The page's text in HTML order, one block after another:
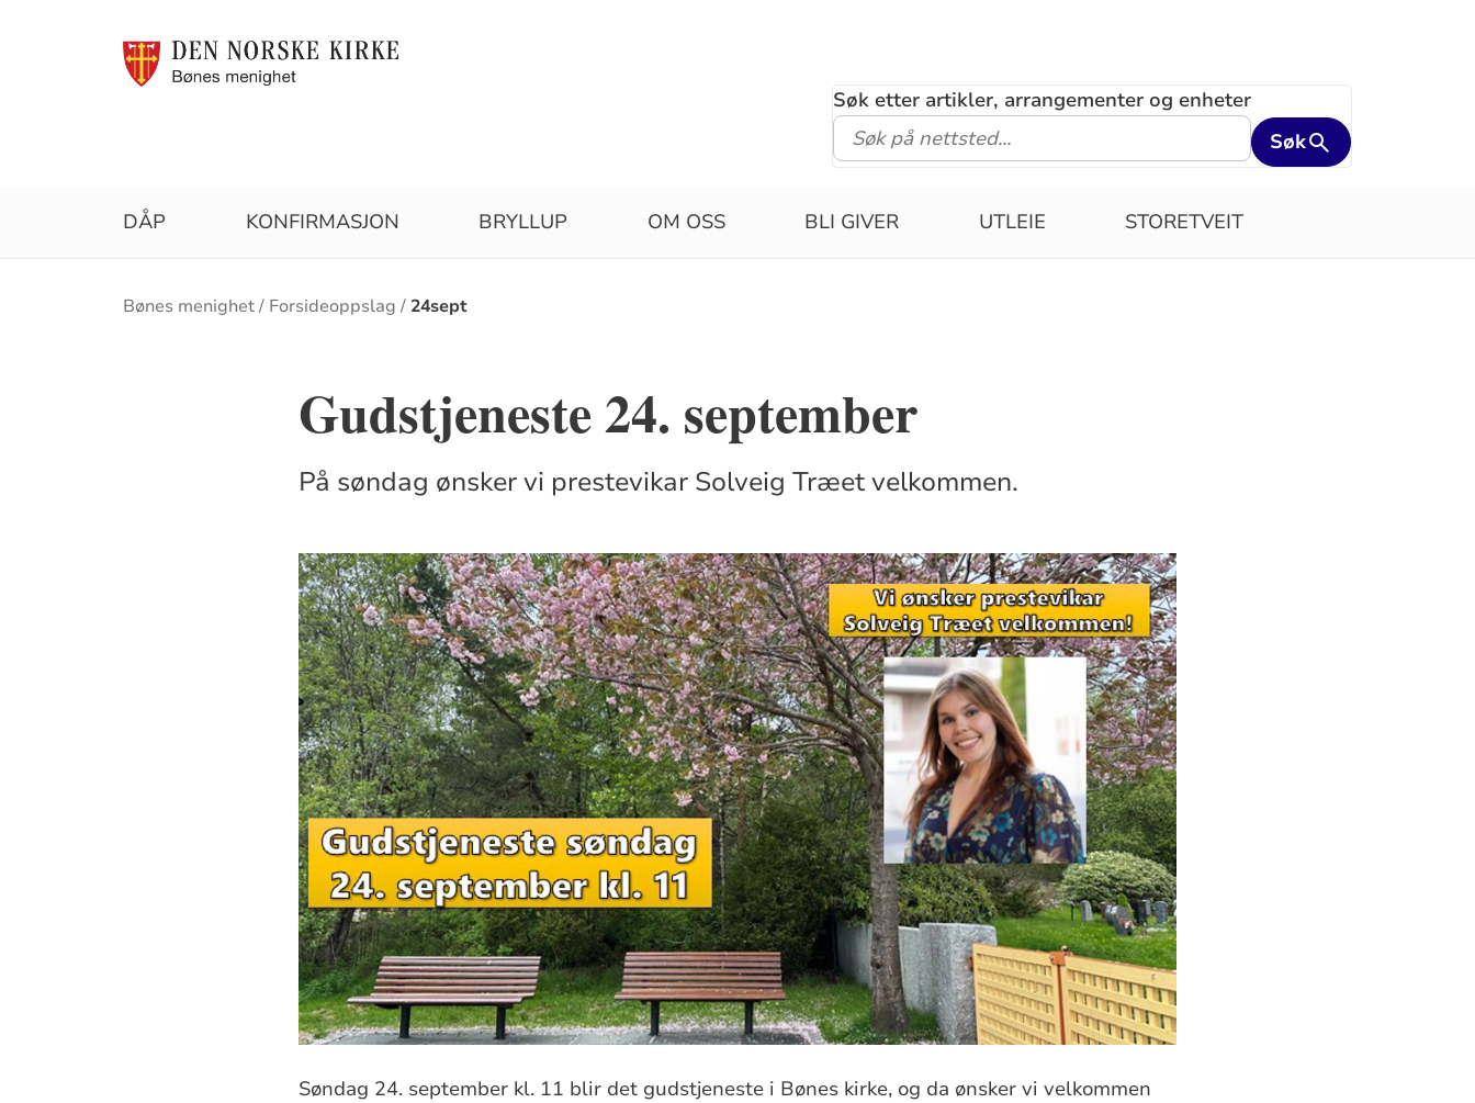
Søk etter artikler, arrangementer og enheter
Søk
DÅP KONFIRMASJON BRYLLUP OM OSS BLI GIVER UTLEIE STORETVEIT
Brødsmulesti
Bønes menighet Forsideoppslag 24sept
Gudstjeneste 24. september
På søndag ønsker vi prestevikar Solveig Træet velkommen.
Søndag 24. september kl. 11 blir det gudstjeneste i Bønes kirke, og da ønsker vi velkommen